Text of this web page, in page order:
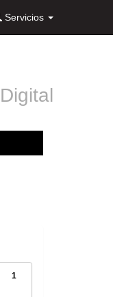
Servicios
Digital
1